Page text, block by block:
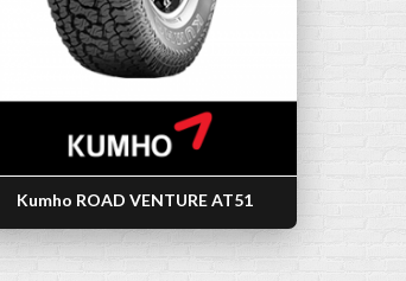
Kumho ROAD VENTURE AT51